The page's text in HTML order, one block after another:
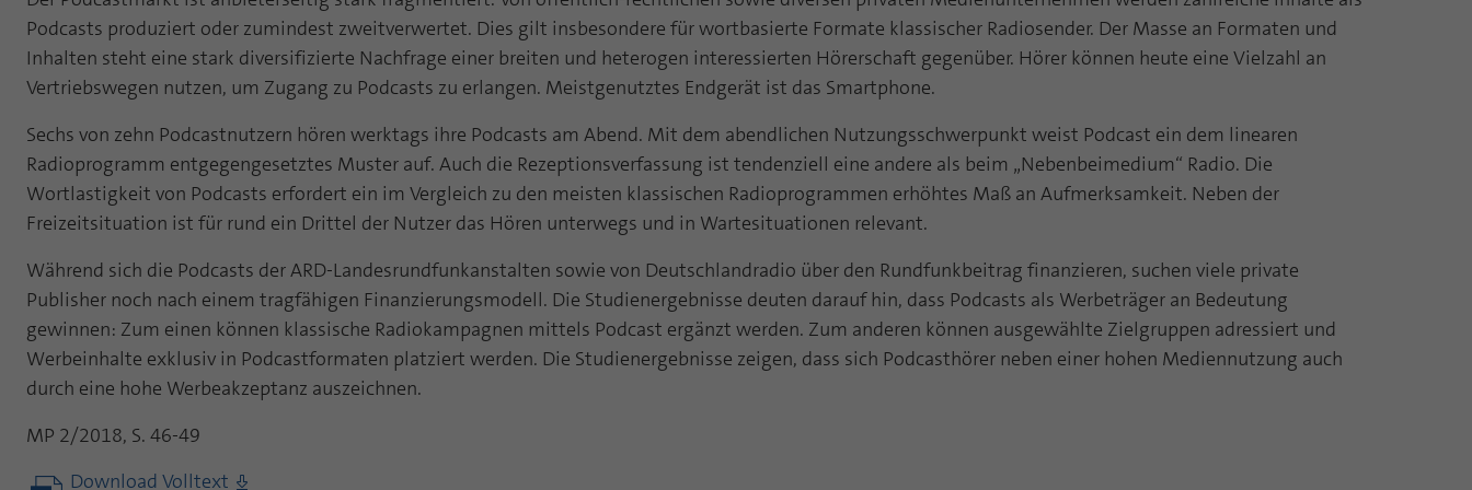
Podcasts produziert oder zumindest zweitverwertet. Dies gilt insbesondere für wortbasierte Formate klassischer Radiosender. Der Masse an Formaten und
Inhalten steht eine stark diversifizierte Nachfrage einer breiten und heterogen interessierten Hörerschaft gegenüber. Hörer können heute eine Vielzahl an
Vertriebswegen nutzen, um Zugang zu Podcasts zu erlangen. Meistgenutztes Endgerät ist das Smartphone.
Sechs von zehn Podcastnutzern hören werktags ihre Podcasts am Abend. Mit dem abendlichen Nutzungsschwerpunkt weist Podcast ein dem linearen
Radioprogramm entgegengesetztes Muster auf. Auch die Rezeptionsverfassung ist tendenziell eine andere als beim „Nebenbeimedium“ Radio. Die
Wortlastigkeit von Podcasts erfordert ein im Vergleich zu den meisten klassischen Radioprogrammen erhöhtes Maß an Aufmerksamkeit. Neben der
Freizeitsituation ist für rund ein Drittel der Nutzer das Hören unterwegs und in Wartesituationen relevant.
Während sich die Podcasts der ARD-Landesrundfunkanstalten sowie von Deutschlandradio über den Rundfunkbeitrag finanzieren, suchen viele private
Publisher noch nach einem tragfähigen Finanzierungsmodell. Die Studienergebnisse deuten darauf hin, dass Podcasts als Werbeträger an Bedeutung
gewinnen: Zum einen können klassische Radiokampagnen mittels Podcast ergänzt werden. Zum anderen können ausgewählte Zielgruppen adressiert und
Werbeinhalte exklusiv in Podcastformaten platziert werden. Die Studienergebnisse zeigen, dass sich Podcasthörer neben einer hohen Mediennutzung auch
durch eine hohe Werbeakzeptanz auszeichnen.
MP 2/2018, S. 46-49
Download Volltext
fe_typo_user
Anbieter TYPO3
Laufzeit Session
Dieses Cookie ist ein Standard-Session-Cookie von
TYPO3. Es speichert im Falle eines Benutzer-Logins
wiedererkannt wird, um ihm Zugang zu
Name PHPSESSID
Cookie-Informationen anzeigen
CROSS-DEVICE ANALYTICS LÖSUNG
Name atidvisitor
Anbieter AT INTERNET
Laufzeit 1 Jahr
Zweck
Cookie von AT INTERNET zur Steuerung der
erweiterten Script- und Ereignisbehandlung
Cookie-Informationen anzeigen